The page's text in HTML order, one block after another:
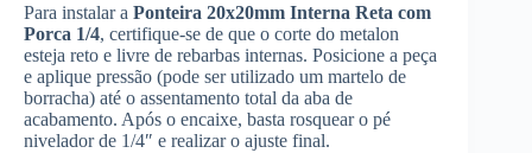
Para instalar a Ponteira 20x20mm Interna Reta com
Porca 1/4, certifique-se de que o corte do metalon
esteja reto e livre de rebarbas internas. Posicione a peça
e aplique pressão (pode ser utilizado um martelo de
borracha) até o assentamento total da aba de
acabamento. Após o encaixe, basta rosquear o pé
nivelador de 1/4″ e realizar o ajuste final.